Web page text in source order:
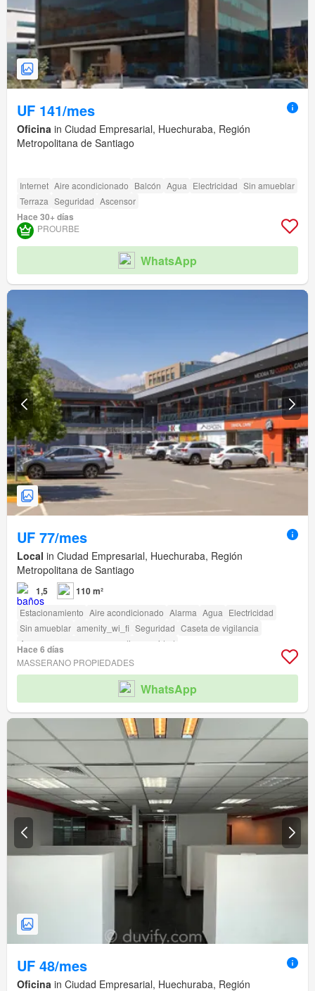
UF 141/mes
Oficina in Ciudad Empresarial, Huechuraba, Región
Metropolitana de Santiago
Internet Aire acondicionado Balcón Agua Electricidad Sin amueblar
Terraza Seguridad Ascensor
Hace 30+ días
PROURBE
WhatsApp
UF 77/mes
Local in Ciudad Empresarial, Huechuraba, Región
Metropolitana de Santiago
1,5 110 m²
Estacionamiento Aire acondicionado Alarma Agua Electricidad
Sin amueblar amenity_wi_fi Seguridad Caseta de vigilancia
Acceso para personas con discapacidad
Hace 6 días
MASSERANO PROPIEDADES
WhatsApp
UF 48/mes
Oficina in Ciudad Empresarial, Huechuraba, Región